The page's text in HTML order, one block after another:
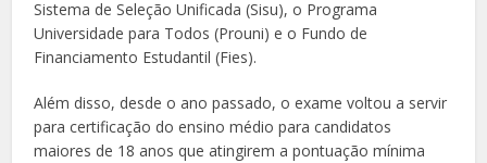
Sistema de Seleção Unificada (Sisu), o Programa
Universidade para Todos (Prouni) e o Fundo de
Financiamento Estudantil (Fies).
Além disso, desde o ano passado, o exame voltou a servir
para certificação do ensino médio para candidatos
maiores de 18 anos que atingirem a pontuação mínima